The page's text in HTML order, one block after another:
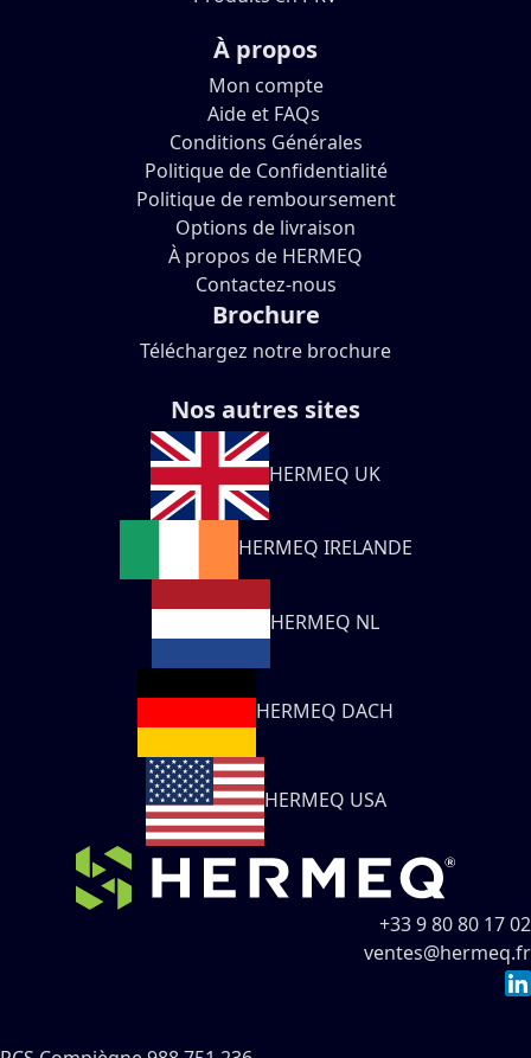
À propos
Mon compte
Aide et FAQs
Conditions Générales
Politique de Confidentialité
Politique de remboursement
Options de livraison
À propos de HERMEQ
Contactez-nous
Brochure
Téléchargez notre brochure
Nos autres sites
HERMEQ UK
HERMEQ IRELANDE
HERMEQ NL
HERMEQ DACH
HERMEQ USA
+33 9 80 80 17 02
ventes@hermeq.fr